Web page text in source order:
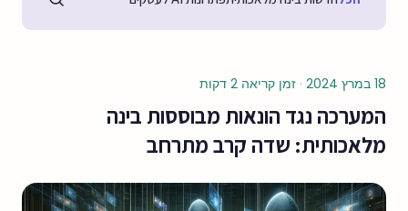
18 במרץ 2024 · זמן קריאה 2 דקות
המערכה נגד הונאות מבוססות בינה
מלאכותית: שדה קרב מתרחב